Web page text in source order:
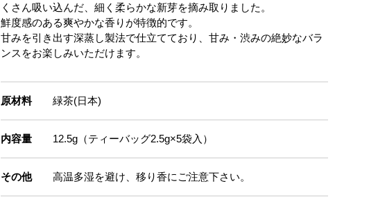
くさん吸い込んだ、細く柔らかな新芽を摘み取りました。
鮮度感のある爽やかな香りが特徴的です。
甘みを引き出す深蒸し製法で仕立てており、甘み・渋みの絶妙なバラ
ンスをお楽しみいただけます。
原材料 緑茶(日本)
内容量 12.5g（ティーバッグ2.5g×5袋入）
その他 高温多湿を避け、移り香にご注意下さい。